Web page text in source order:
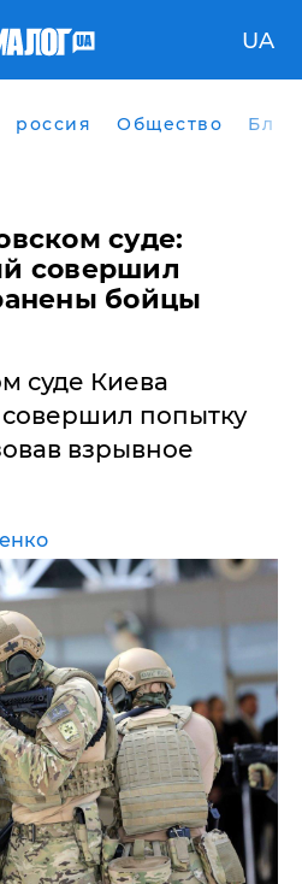
UA
россия Общество
суде:
совершил
бойцы
суде Киева
попытку
взрывное